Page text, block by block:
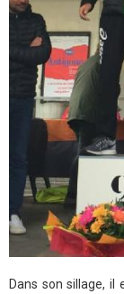
Dans son sillage,